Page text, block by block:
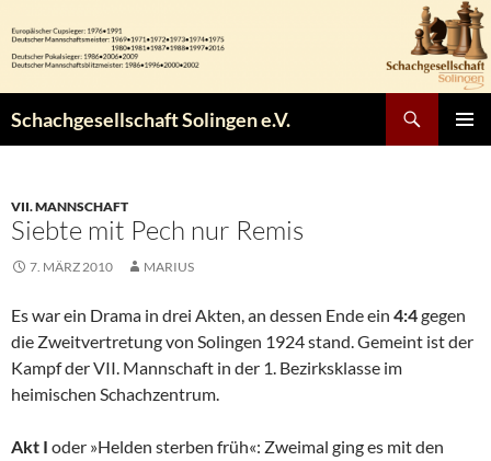
Inhalt
springen
Schachgesellschaft Solingen e.V.
VII. MANNSCHAFT
Siebte mit Pech nur Remis
7. MÄRZ 2010 MARIUS
Es war ein Drama in drei Akten, an dessen Ende ein 4:4gegen
die Zweitvertretung von Solingen 1924 stand. Gemeint ist der
Kampf der VII. Mannschaft in der 1. Bezirksklasse im
heimischen Schachzentrum.
Akt I oder »Helden sterben früh«: Zweimal ging es mit den